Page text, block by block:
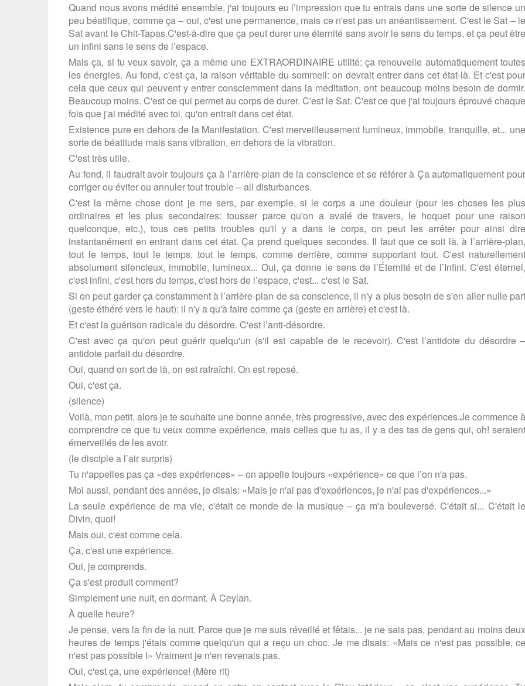
Quand nous avons médité ensemble, j'ai toujours eu l’impression que tu entrais dans une sorte de silence un
peu béatifique, comme ça – oui, c'est une permanence, mais ce n'est pas un anéantissement. C'est le Sat – le
Sat avant le Chit-Tapas.C'est-à-dire que ça peut durer une éternité sans avoir le sens du temps, et ça peut être
un infini sans le sens de l’espace.
Mais ça, si tu veux savoir, ça a même une EXTRAORDINAIRE utilité: ça renouvelle automatiquement toutes
les énergies. Au fond, c'est ça, la raison véritable du sommeil: on devrait entrer dans cet état-là. Et c'est pour
cela que ceux qui peuvent y entrer consciemment dans la méditation, ont beaucoup moins besoin de dormir.
Beaucoup moins. C'est ce qui permet au corps de durer. C'est le Sat. C'est ce que j'ai toujours éprouvé chaque
fois que j'ai médité avec toi, qu'on entrait dans cet état.
Existence pure en dehors de la Manifestation. C'est merveilleusement lumineux, immobile, tranquille, et... une
sorte de béatitude mais sans vibration, en dehors de la vibration.
C'est très utile.
Au fond, il faudrait avoir toujours ça à l’arrière-plan de la conscience et se référer à Ça automatiquement pour
corriger ou éviter ou annuler tout trouble – all disturbances.
C'est la même chose dont je me sers, par exemple, si le corps a une douleur (pour les choses les plus
ordinaires et les plus secondaires: tousser parce qu'on a avalé de travers, le hoquet pour une raison
quelconque, etc.), tous ces petits troubles qu'il y a dans le corps, on peut les arrêter pour ainsi dire
instantanément en entrant dans cet état. Ça prend quelques secondes. Il faut que ce soit là, à l’arrière-plan,
tout le temps, tout le temps, tout le temps, comme derrière, comme supportant tout. C'est naturellement
absolument silencieux, immobile, lumineux... Oui, ça donne le sens de l’Éternité et de l’Infini. C'est éternel,
c'est infini, c'est hors du temps, c'est hors de l’espace, c'est... c'est le Sat.
Si on peut garder ça constamment à l’arrière-plan de sa conscience, il n'y a plus besoin de s'en aller nulle part
(geste éthéré vers le haut): il n'y a qu'à faire comme ça (geste en arrière) et c'est là.
Et c'est la guérison radicale du désordre. C'est l’anti-désordre.
C'est avec ça qu'on peut guérir quelqu'un (s'il est capable de le recevoir). C'est l’antidote du désordre –
antidote parfait du désordre.
Oui, quand on sort de là, on est rafraîchi. On est reposé.
Oui, c'est ça.
(silence)
Voilà, mon petit, alors je te souhaite une bonne année, très progressive, avec des expériences.Je commence à
comprendre ce que tu veux comme expérience, mais celles que tu as, il y a des tas de gens qui, oh! seraient
émerveillés de les avoir.
(le disciple a l’air surpris)
Tu n'appelles pas ça «des expériences» – on appelle toujours «expérience» ce que l’on n'a pas.
Moi aussi, pendant des années, je disais: «Mais je n'ai pas d'expériences, je n'ai pas d'expériences...»
La seule expérience de ma vie, c'était ce monde de la musique – ça m'a bouleversé. C'était si... C'était le
Divin, quoi!
Mais oui, c'est comme cela.
Ça, c'est une expérience.
Oui, je comprends.
Ça s'est produit comment?
Simplement une nuit, en dormant. À Ceylan.
À quelle heure?
Je pense, vers la fin de la nuit. Parce que je me suis réveillé et fêtais... je ne sais pas, pendant au moins deux
heures de temps j'étais comme quelqu'un qui a reçu un choc. Je me disais: «Mais ce n'est pas possible, ce
n'est pas possible I» Vraiment je n'en revenais pas.
Oui, c'est ça, une expérience! (Mère rit)